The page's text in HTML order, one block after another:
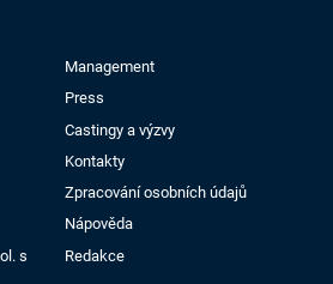
Management
Press
Castingy a výzvy
Kontakty
Zpracování osobních údajů
Nápověda
s
Redakce